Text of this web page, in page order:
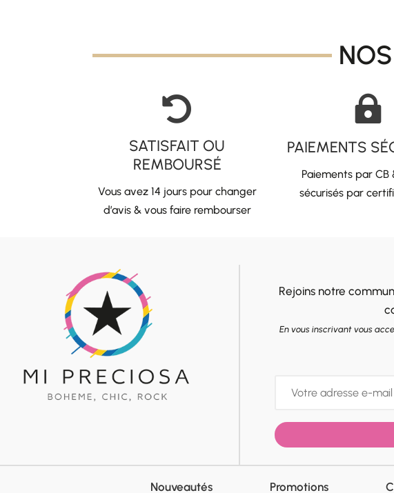

SATISFAIT OU
REMBOURSÉ
Vous avez 14 jours pour changer
d’avis & vous faire rembourser

PAIEMENTS
Paiements par CB
sécurisés par
Rejoins notre
En vous inscrivant vous
Nouveautés Promotions